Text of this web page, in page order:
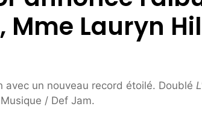
Mme Lauryn
un nouveau record étoilé. Doublé
/ Def Jam.